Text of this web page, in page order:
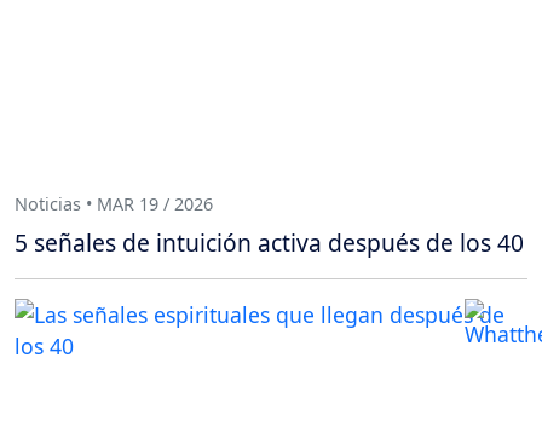
Noticias • MAR 19 / 2026
5 señales de intuición activa después de los 40